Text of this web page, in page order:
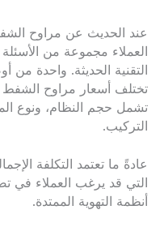
عند الحديث عن مراوح
العملاء مجموعة من
التقنية الحديثة. واحدة من
تختلف أسعار مراوح الشفط
تشمل حجم النظام، ونوع
التركيب.
عادةً ما تعتمد التكلفة
التي قد يرغب العملاء في
أنظمة التهوية الممتدة.